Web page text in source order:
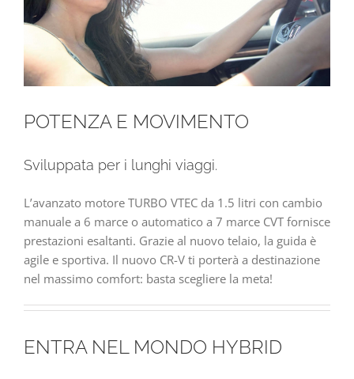
POTENZA E MOVIMENTO
Sviluppata per i lunghi viaggi.
L’avanzato motore TURBO VTEC da 1.5 litri con cambio
manuale a 6 marce o automatico a 7 marce CVT fornisce
prestazioni esaltanti. Grazie al nuovo telaio, la guida è
agile e sportiva. Il nuovo CR-V ti porterà a destinazione
nel massimo comfort: basta scegliere la meta!
ENTRA NEL MONDO HYBRID